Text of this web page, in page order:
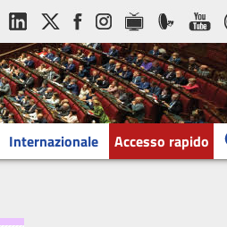
Internazionale Accesso rapido